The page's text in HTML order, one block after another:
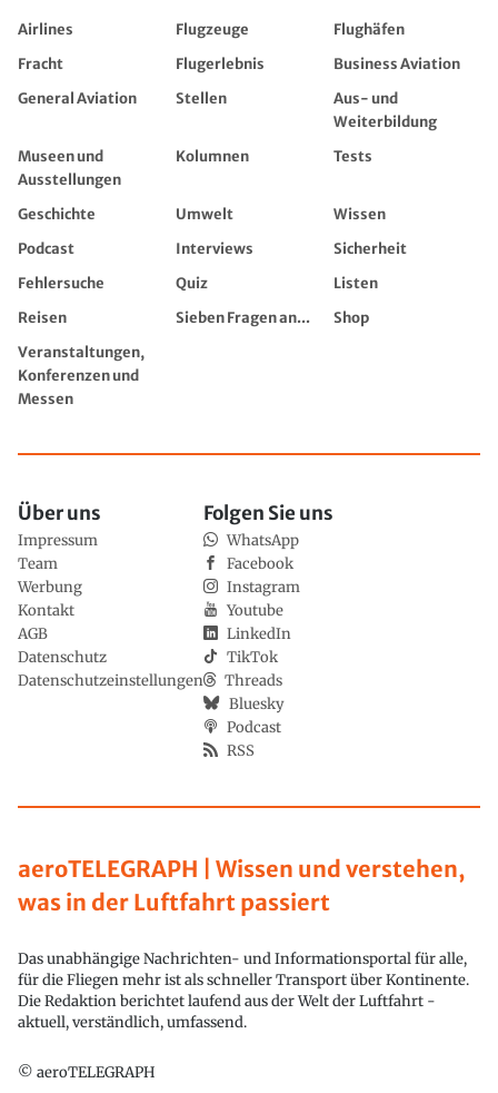
Airlines Flugzeuge
Flughäfen
Fracht
Flugerlebnis
Business Aviation
General Aviation
Stellen
Aus- und
Weiterbildung
Museen und
Ausstellungen
Kolumnen Tests
Geschichte Umwelt
Wissen
Podcast
Interviews
Sicherheit
Fehlersuche
Quiz
Listen
Reisen
Sieben Fragen an...
Shop
Veranstaltungen,
Konferenzen und
Messen
aeroTELEGRAPH | Wissen und verstehen,
was in der Luftfahrt passiert
Das unabhängige Nachrichten- und Informationsportal für alle,
für die Fliegen mehr ist als schneller Transport über Kontinente.
Die Redaktion berichtet laufend aus der Welt der Luftfahrt -
aktuell, verständlich, umfassend.
© aeroTELEGRAPH
Über uns
Impressum
Team
Werbung
Kontakt
AGB
Datenschutz
Datenschutzeinstellungen
Folgen Sie uns
WhatsApp
Facebook
Instagram
Youtube
LinkedIn
TikTok
Threads
Bluesky
Podcast
RSS